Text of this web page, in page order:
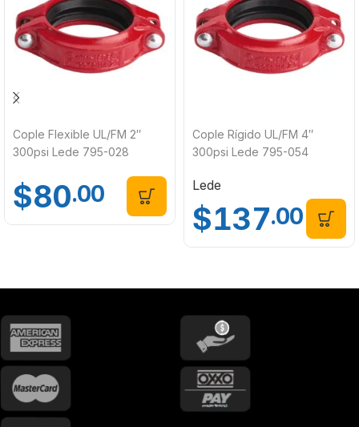
Cople Flexible UL/FM 2″
300psi Lede 795-028
$80.00
Cople Rígido UL/FM 4″
300psi Lede 795-054
Lede
$137.00